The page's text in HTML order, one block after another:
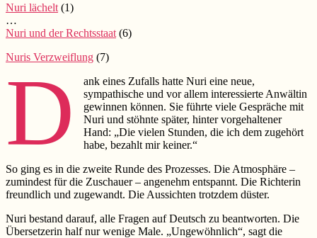
Nuri lächelt (1)
…
Nuri und der Rechtsstaat (6)
Nuris Verzweiflung (7)
D
ank eines Zufalls hatte Nuri eine neue,
sympathische und vor allem interessierte Anwältin
gewinnen können. Sie führte viele Gespräche mit
Nuri und stöhnte später, hinter vorgehaltener
Hand: „Die vielen Stunden, die ich dem zugehört
habe, bezahlt mir keiner.“
So ging es in die zweite Runde des Prozesses. Die Atmosphäre –
zumindest für die Zuschauer – angenehm entspannt. Die Richterin
freundlich und zugewandt. Die Aussichten trotzdem düster.
Nuri bestand darauf, alle Fragen auf Deutsch zu beantworten. Die
Übersetzerin half nur wenige Male. „Ungewöhnlich“, sagt die